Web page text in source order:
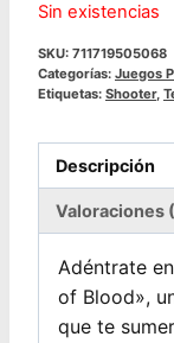
Sin existencias
SKU: 711719505068
Categorías: Juegos
Etiquetas: Shooter,
Descripción
Valoraciones
Adéntrate
of Blood»,
que te